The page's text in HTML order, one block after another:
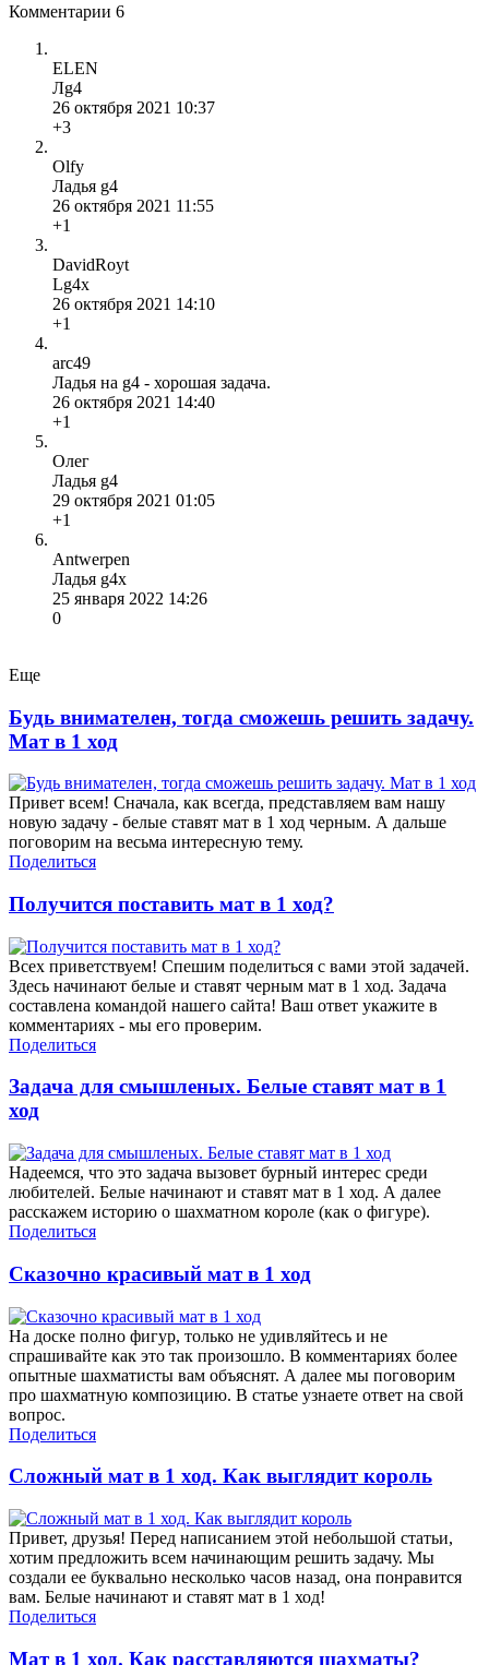
Комментарии 6
ELEN
Лg4
26 октября 2021 10:37
+3
Olfy
Ладья g4
26 октября 2021 11:55
+1
DavidRoyt
Lg4x
26 октября 2021 14:10
+1
arc49
Ладья на g4 - хорошая задача.
26 октября 2021 14:40
+1
Олег
Ладья g4
29 октября 2021 01:05
+1
Antwerpen
Ладья g4x
25 января 2022 14:26
0
Еще
Будь внимателен, тогда сможешь решить задачу.
Мат в 1 ход
Привет всем! Сначала, как всегда, представляем вам нашу
новую задачу - белые ставят мат в 1 ход черным. А дальше
поговорим на весьма интересную тему.
Поделиться
Получится поставить мат в 1 ход?
Всех приветствуем! Спешим поделиться с вами этой задачей.
Здесь начинают белые и ставят черным мат в 1 ход. Задача
составлена командой нашего сайта! Ваш ответ укажите в
комментариях - мы его проверим.
Поделиться
Задача для смышленых. Белые ставят мат в 1
ход
Надеемся, что это задача вызовет бурный интерес среди
любителей. Белые начинают и ставят мат в 1 ход. А далее
расскажем историю о шахматном короле (как о фигуре).
Поделиться
Сказочно красивый мат в 1 ход
На доске полно фигур, только не удивляйтесь и не
спрашивайте как это так произошло. В комментариях более
опытные шахматисты вам объяснят. А далее мы поговорим
про шахматную композицию. В статье узнаете ответ на свой
вопрос.
Поделиться
Сложный мат в 1 ход. Как выглядит король
Привет, друзья! Перед написанием этой небольшой статьи,
хотим предложить всем начинающим решить задачу. Мы
создали ее буквально несколько часов назад, она понравится
вам. Белые начинают и ставят мат в 1 ход!
Поделиться
Мат в 1 ход. Как расставляются шахматы?